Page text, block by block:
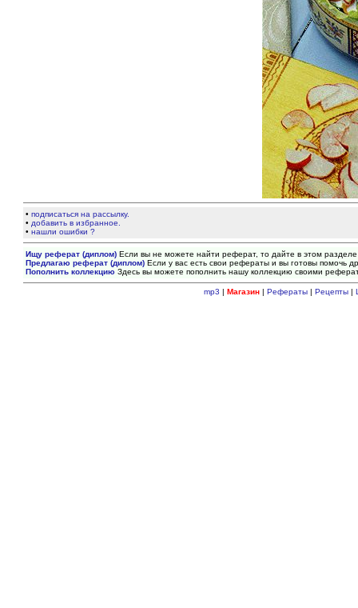
•подписаться на рассылку.
• добавить в избранное.
•нашли ошибки ?
Ищу реферат (диплом) Если вы не можете найти реферат, то дайте в этом
Предлагаю реферат (диплом) Если у вас есть свои рефераты и вы готовы помочь
Пополнить коллекцию Здесь вы можете пополнить нашу коллекцию своими
mp3 | Магазин| Рефераты| Рецепты|